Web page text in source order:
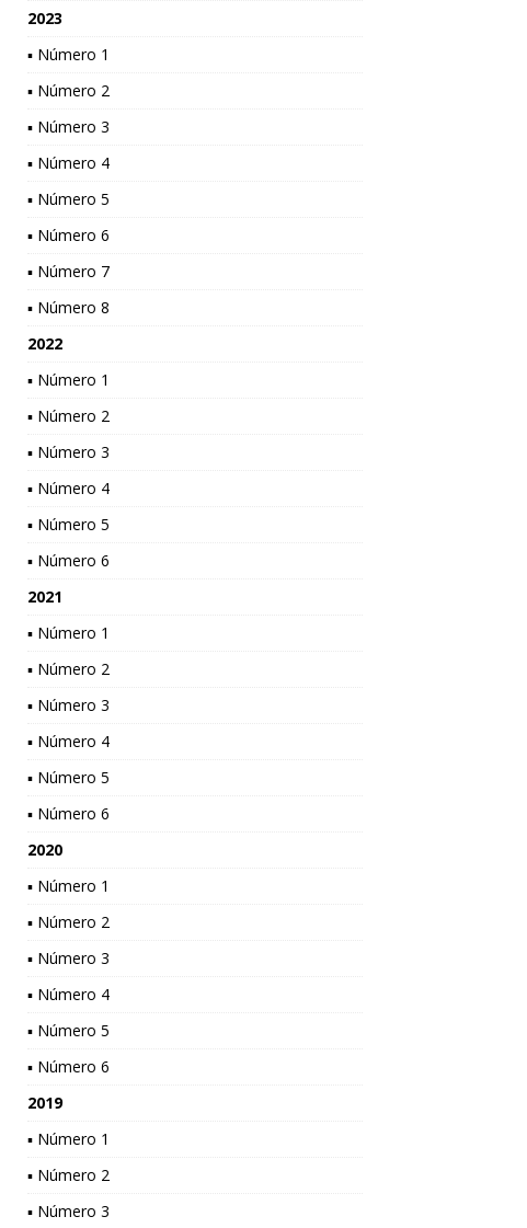
2023
▪ Número 1
▪ Número 2
▪ Número 3
▪ Número 4
▪ Número 5
▪ Número 6
▪ Número 7
▪ Número 8
2022
▪ Número 1
▪ Número 2
▪ Número 3
▪ Número 4
▪ Número 5
▪ Número 6
2021
▪ Número 1
▪ Número 2
▪ Número 3
▪ Número 4
▪ Número 5
▪ Número 6
2020
▪ Número 1
▪ Número 2
▪ Número 3
▪ Número 4
▪ Número 5
▪ Número 6
2019
▪ Número 1
▪ Número 2
▪ Número 3